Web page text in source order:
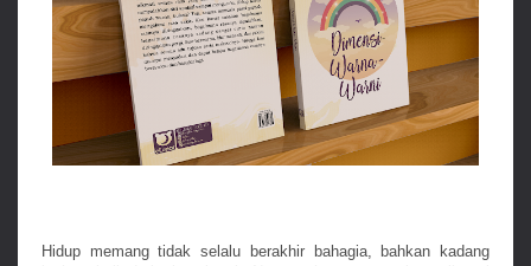
Hidup memang tidak selalu berakhir bahagia, bahkan kadang